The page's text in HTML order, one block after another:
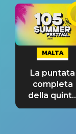
MALTA
La puntata
completa
della
tappa